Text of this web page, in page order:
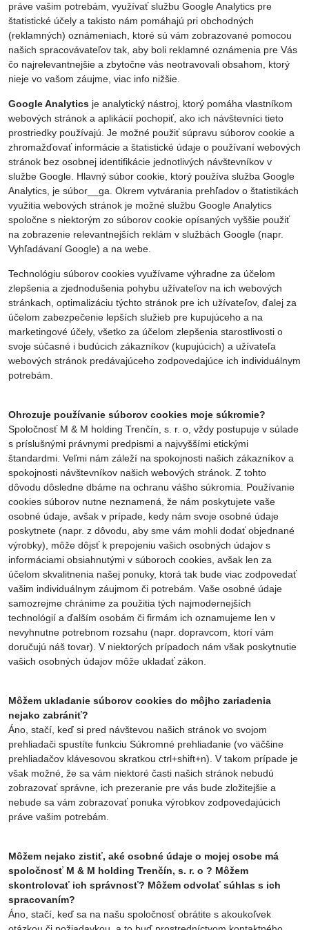
práve vašim potrebám, využívať službu Google Analytics pre
štatistické účely a takisto nám pomáhajú pri obchodných
(reklamných) oznámeniach, ktoré sú vám zobrazované pomocou
našich spracovávateľov tak, aby boli reklamné oznámenia pre Vás
čo najrelevantnejšie a zbytočne vás neotravovali obsahom, ktorý
nieje vo vašom záujme, viac info nižšie.
Google Analytics je analytický nástroj, ktorý pomáha vlastníkom
webových stránok a aplikácií pochopiť, ako ich návštevníci tieto
prostriedky používajú. Je možné použiť súpravu súborov cookie a
zhromažďovať informácie a štatistické údaje o používaní webových
stránok bez osobnej identifikácie jednotlivých návštevníkov v
službe Google. Hlavný súbor cookie, ktorý používa služba Google
Analytics, je súbor__ga. Okrem vytvárania prehľadov o štatistikách
využitia webových stránok je možné službu Google Analytics
spoločne s niektorým zo súborov cookie opísaných vyššie použiť
na zobrazenie relevantnejších reklám v službách Google (napr.
Vyhľadávaní Google) a na webe.
Technológiu súborov cookies využívame výhradne za účelom
zlepšenia a zjednodušenia pohybu užívateľov na ich webových
stránkach, optimalizáciu týchto stránok pre ich užívateľov, ďalej za
účelom zabezpečenie lepších služieb pre kupujúceho a na
marketingové účely, všetko za účelom zlepšenia starostlivosti o
svoje súčasné i budúcich zákazníkov (kupujúcich) a užívateľa
webových stránok predávajúceho zodpovedajúce ich individuálnym
potrebám.
Ohrozuje používanie súborov cookies moje súkromie?
Spoločnosť M & M holding Trenčín, s. r. o, vždy postupuje v súlade
s príslušnými právnymi predpismi a najvyššími etickými
štandardmi. Veľmi nám záleží na spokojnosti našich zákazníkov a
spokojnosti návštevníkov našich webových stránok. Z tohto
dôvodu dôsledne dbáme na ochranu vášho súkromia. Používanie
cookies súborov nutne neznamená, že nám poskytujete vaše
osobné údaje, avšak v prípade, kedy nám svoje osobné údaje
poskytnete (napr. z dôvodu, aby sme vám mohli dodať objednané
výrobky), môže dôjsť k prepojeniu vašich osobných údajov s
informáciami obsiahnutými v súboroch cookies, avšak len za
účelom skvalitnenia našej ponuky, ktorá tak bude viac zodpovedať
vašim individuálnym záujmom či potrebám. Vaše osobné údaje
samozrejme chránime za použitia tých najmodernejších
technológií a ďalším osobám či firmám ich oznamujeme len v
nevyhnutne potrebnom rozsahu (napr. dopravcom, ktorí vám
doručujú náš tovar). V niektorých prípadoch nám však poskytnutie
vašich osobných údajov môže ukladať zákon.
Môžem ukladanie súborov cookies do môjho zariadenia
nejako zabrániť?
Áno, stačí, keď si pred návštevou našich stránok vo svojom
prehliadači spustíte funkciu Súkromné prehliadanie (vo väčšine
prehliadačov klávesovou skratkou ctrl+shift+n). V takom prípade je
však možné, že sa vám niektoré časti našich stránok nebudú
zobrazovať správne, ich prezeranie pre vás bude zložitejšie a
nebude sa vám zobrazovať ponuka výrobkov zodpovedajúcich
práve vašim potrebám.
Môžem nejako zistiť, aké osobné údaje o mojej osobe má
spoločnosť M & M holding Trenčín, s. r. o ? Môžem
skontrolovať ich správnosť? Môžem odvolať súhlas s ich
spracovaním?
Áno, stačí, keď sa na našu spoločnosť obrátite s akoukoľvek